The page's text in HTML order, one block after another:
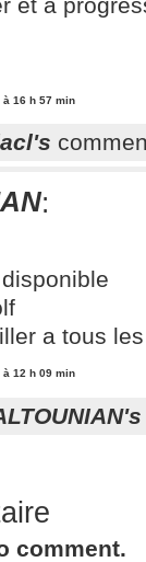
et à
à 16 h 57 min
:
a tous
à 12 h 09 min
comment.